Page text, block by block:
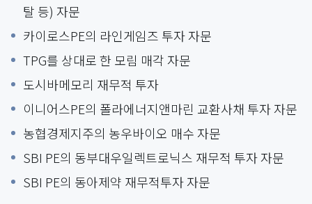
탈 등) 자문
카이로스PE의 라인게임즈 투자 자문
TPG를 상대로 한 모림 매각 자문
도시바메모리 재무적 투자
이니어스PE의 폴라에너지앤마린 교환사채 투자 자문
농협경제지주의 농우바이오 매수 자문
SBI PE의 동부대우일렉트로닉스 재무적 투자 자문
SBI PE의 동아제약 재무적투자 자문